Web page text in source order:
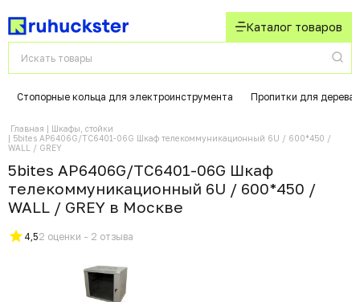
Каталог товаров
Стопорные кольца для электроинструмента Пропитки для дерева
Главная
Шкафы, стойки
5bites AP6406G/TC6401-06G Шкаф телекоммуникационный 6U / 600*450 /
WALL / GREY
5bites AP6406G/TC6401-06G Шкаф
телекоммуникационный 6U / 600*450 /
WALL / GREY в Москвe
4,52 оценки - 2 отзыва